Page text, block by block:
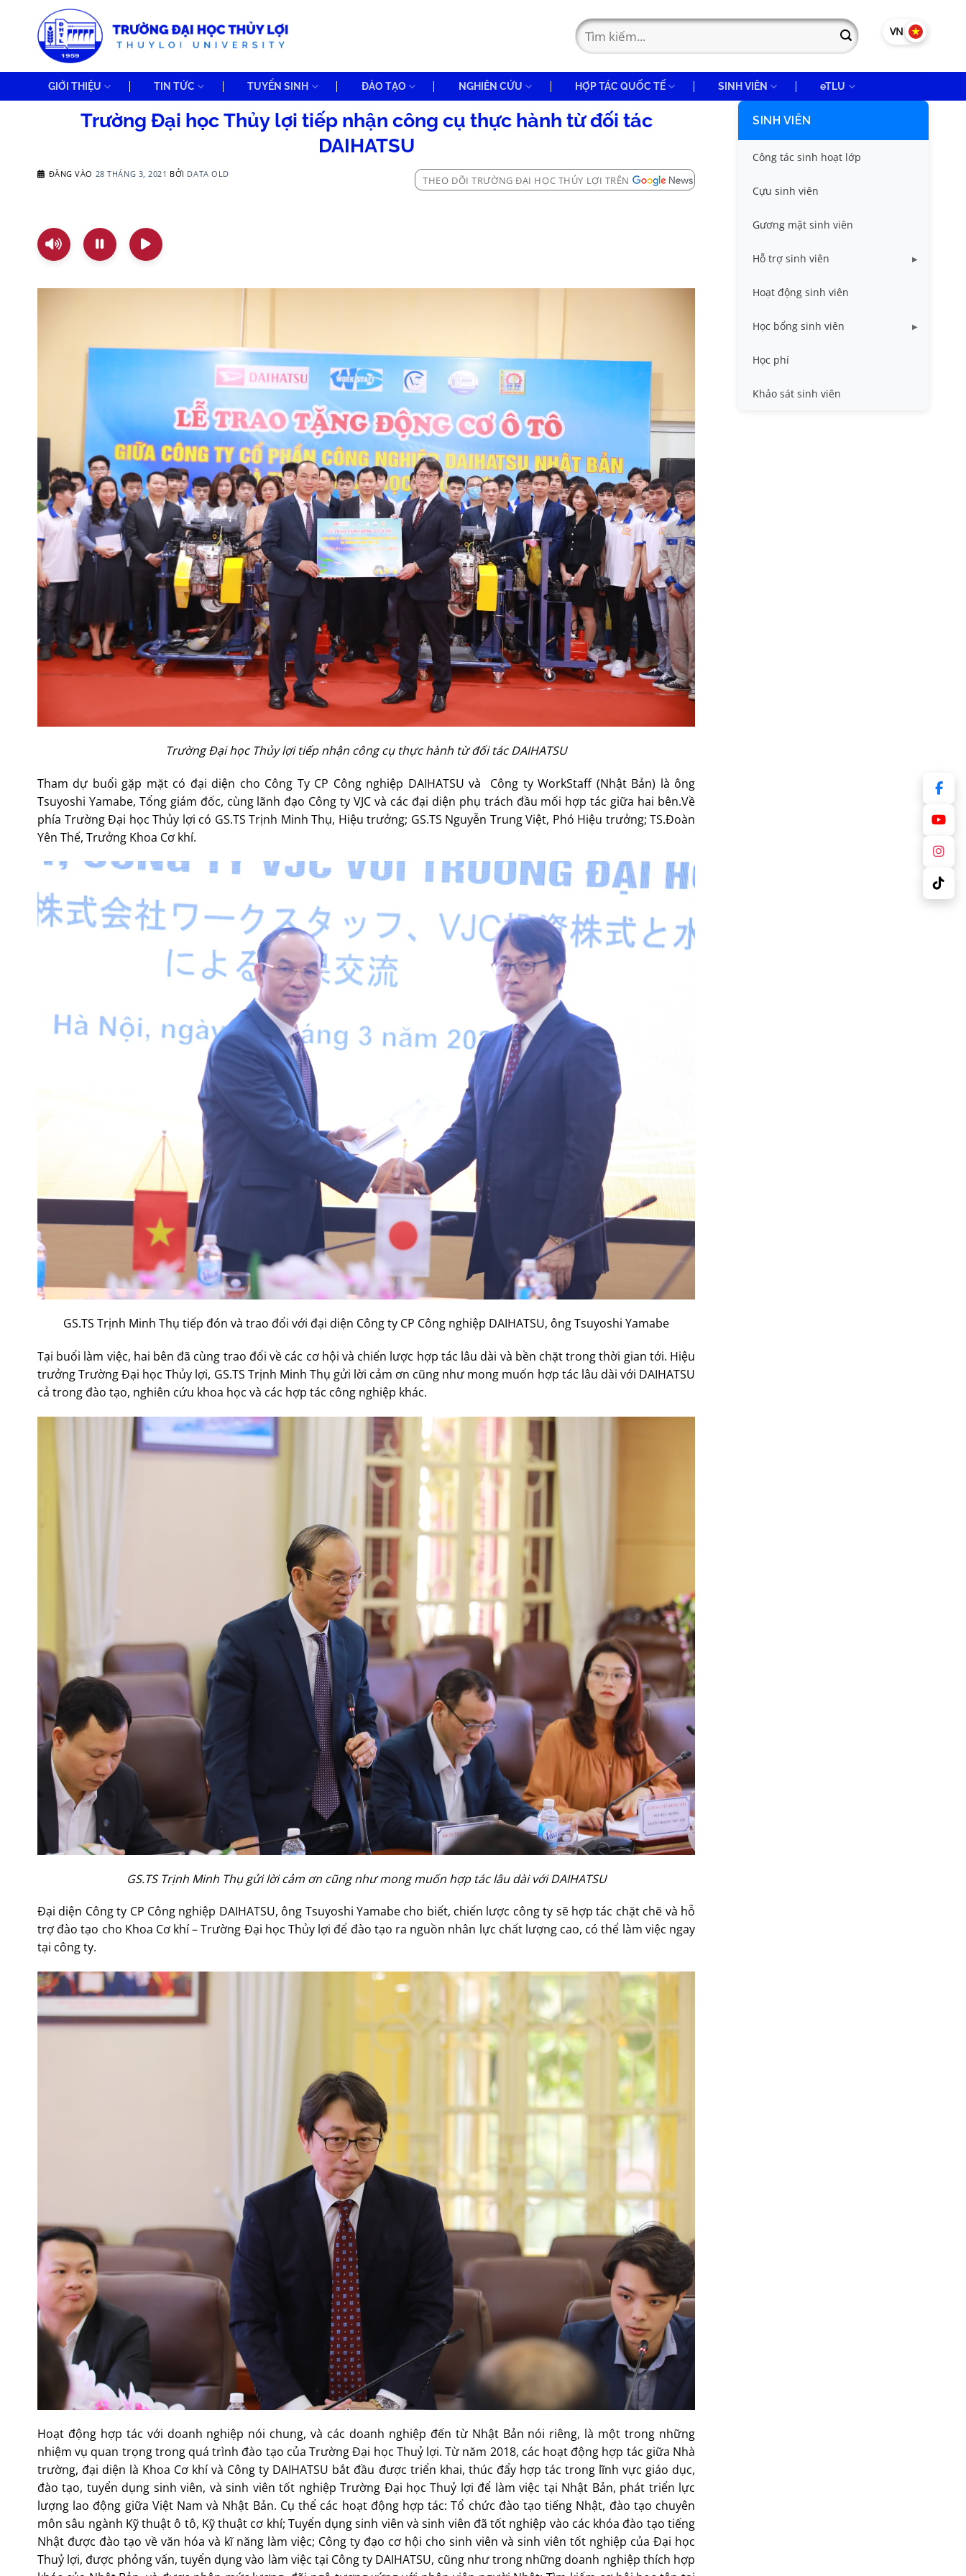
VN EN
GIỚI THIỆU TIN TỨC TUYỂN SINH ĐÀO TẠO NGHIÊN CỨU HỢP TÁC QUỐC TẾ SINH VIÊN eTLU
Trường Đại học Thủy lợi tiếp nhận công cụ thực hành từ đối tác
DAIHATSU
ĐĂNG VÀO 28 THÁNG 3, 2021 BỞI DATA OLD
THEO DÕI TRƯỜNG ĐẠI HỌC THỦY LỢI TRÊN
Trường Đại học Thủy lợi tiếp nhận công cụ thực hành từ đối tác DAIHATSU
Tham dự buổi gặp mặt có đại diện cho Công Ty CP Công nghiệp DAIHATSU và Công ty WorkStaff (Nhật Bản) là ông
Tsuyoshi Yamabe, Tổng giám đốc, cùng lãnh đạo Công ty VJC và các đại diện phụ trách đầu mối hợp tác giữa hai bên.Về
phía Trường Đại học Thủy lợi có GS.TS Trịnh Minh Thụ, Hiệu trưởng; GS.TS Nguyễn Trung Việt, Phó Hiệu trưởng; TS.Đoàn
Yên Thế, Trưởng Khoa Cơ khí.
GS.TS Trịnh Minh Thụ tiếp đón và trao đổi với đại diện Công ty CP Công nghiệp DAIHATSU, ông Tsuyoshi Yamabe
Tại buổi làm việc, hai bên đã cùng trao đổi về các cơ hội và chiến lược hợp tác lâu dài và bền chặt trong thời gian tới. Hiệu
trưởng Trường Đại học Thủy lợi, GS.TS Trịnh Minh Thụ gửi lời cảm ơn cũng như mong muốn hợp tác lâu dài với DAIHATSU
cả trong đào tạo, nghiên cứu khoa học và các hợp tác công nghiệp khác.
GS.TS Trịnh Minh Thụ gửi lời cảm ơn cũng như mong muốn hợp tác lâu dài với DAIHATSU
Đại diện Công ty CP Công nghiệp DAIHATSU, ông Tsuyoshi Yamabe cho biết, chiến lược công ty sẽ hợp tác chặt chẽ và hỗ
trợ đào tạo cho Khoa Cơ khí – Trường Đại học Thủy lợi để đào tạo ra nguồn nhân lực chất lượng cao, có thể làm việc ngay
tại công ty.
Hoạt động hợp tác với doanh nghiệp nói chung, và các doanh nghiệp đến từ Nhật Bản nói riêng, là một trong những
nhiệm vụ quan trọng trong quá trình đào tạo của Trường Đại học Thuỷ lợi. Từ năm 2018, các hoạt động hợp tác giữa Nhà
trường, đại diện là Khoa Cơ khí và Công ty DAIHATSU bắt đầu được triển khai, thúc đẩy hợp tác trong lĩnh vực giáo dục,
đào tạo, tuyển dụng sinh viên, và sinh viên tốt nghiệp Trường Đại học Thuỷ lợi để làm việc tại Nhật Bản, phát triển lực
lượng lao động giữa Việt Nam và Nhật Bản. Cụ thể các hoạt động hợp tác: Tổ chức đào tạo tiếng Nhật, đào tạo chuyên
môn sâu ngành Kỹ thuật ô tô, Kỹ thuật cơ khí; Tuyển dụng sinh viên và sinh viên đã tốt nghiệp vào các khóa đào tạo tiếng
Nhật được đào tạo về văn hóa và kĩ năng làm việc; Công ty đạo cơ hội cho sinh viên và sinh viên tốt nghiệp của Đại học
Thuỷ lợi, được phỏng vấn, tuyển dụng vào làm việc tại Công ty DAIHATSU, cũng như trong những doanh nghiệp thích hợp
SINH VIÊN
Công tác sinh hoạt lớp
Cựu sinh viên
Gương mặt sinh viên
Hỗ trợ sinh viên
Miễn giảm học phí
Nhà ở
Hoạt động sinh viên
Học bổng sinh viên
HB khuyến khích học tập
HB Lê Văn Kiểm và gia đình
Học phí
Khảo sát sinh viên